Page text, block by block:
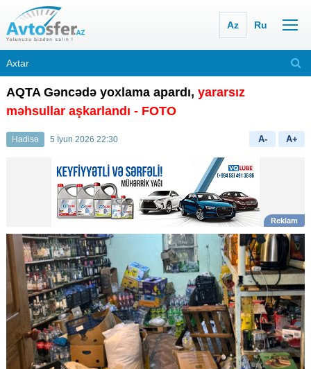
Az Ru
AQTA Gəncədə yoxlama apardı, yararsız
məhsullar aşkarlandı - FOTO
Hadisə 5 İyun 2026 22:30 A- A+